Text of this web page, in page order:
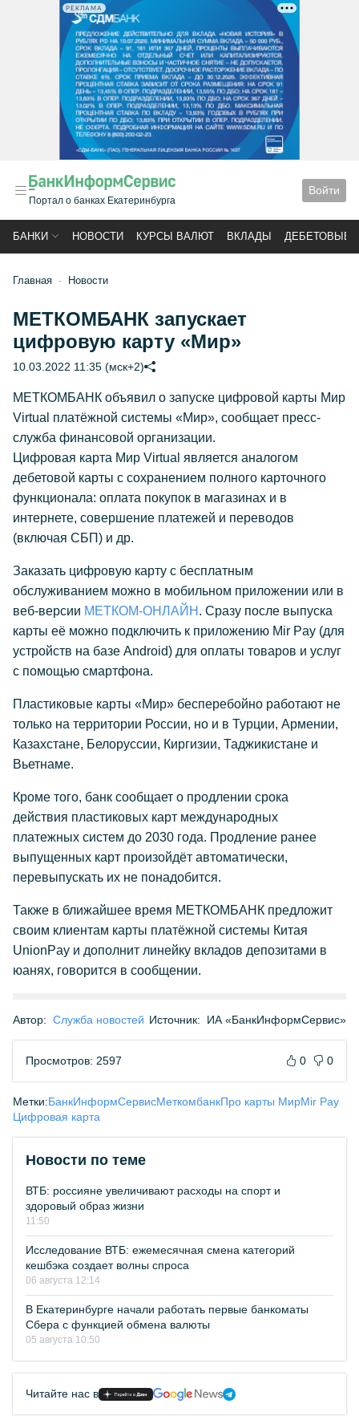
РЕКЛАМА
Портал о банках Екатеринбурга
Войти
БАНКИ НОВОСТИ КУРСЫ ВАЛЮТ ВКЛАДЫ ДЕБЕТОВЫЕ
Главная Новости
МЕТКОМБАНК запускает
цифровую карту «Мир»
10.03.2022 11:35 (мск+2)
МЕТКОМБАНК объявил о запуске цифровой карты Мир
Virtual платёжной системы «Мир», сообщает пресс-
служба финансовой организации.
Цифровая карта Мир Virtual является аналогом
дебетовой карты с сохранением полного карточного
функционала: оплата покупок в магазинах и в
интернете, совершение платежей и переводов
(включая СБП) и др.
Заказать цифровую карту с бесплатным
обслуживанием можно в мобильном приложении или в
веб-версии МЕТКОМ-ОНЛАЙН . Сразу после выпуска
карты её можно подключить к приложению Mir Pay (для
устройств на базе Android) для оплаты товаров и услуг
с помощью смартфона.
Пластиковые карты «Мир» бесперебойно работают не
только на территории России, но и в Турции, Армении,
Казахстане, Белоруссии, Киргизии, Таджикистане и
Вьетнаме.
Кроме того, банк сообщает о продлении срока
действия пластиковых карт международных
платежных систем до 2030 года. Продление ранее
выпущенных карт произойдёт автоматически,
перевыпускать их не понадобится.
Также в ближайшее время МЕТКОМБАНК предложит
своим клиентам карты платёжной системы Китая
UnionPay и дополнит линейку вкладов депозитами в
юанях, говорится в сообщении.
Автор: Служба новостей Источник: ИА «БанкИнформСервис»
Просмотров: 2597 0 0
Метки:БанкИнформСервисМеткомбанкПро карты МирMir Pay
Цифровая карта
Новости по теме
ВТБ: россияне увеличивают расходы на спорт и
здоровый образ жизни
11:50
Исследование ВТБ: ежемесячная смена категорий
кешбэка создает волны спроса
06 августа 12:14
В Екатеринбурге начали работать первые банкоматы
Сбера с функцией обмена валюты
05 августа 10:50
Читайте нас в